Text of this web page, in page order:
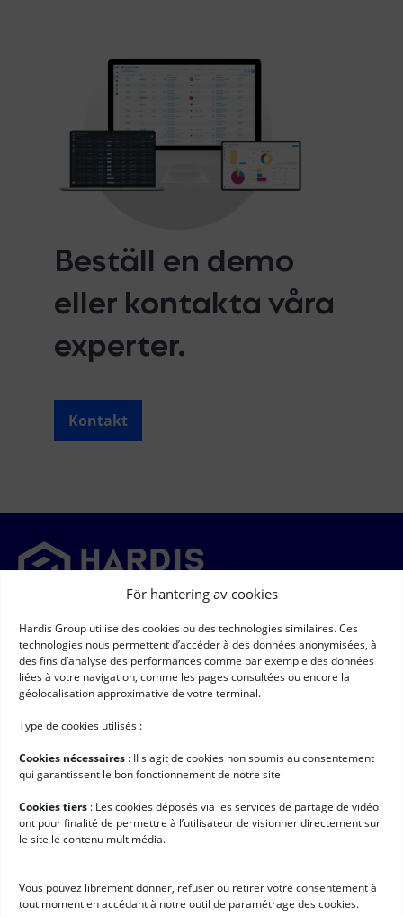
För hantering av cookies
Hardis Group utilise des cookies ou des technologies similaires. Ces
technologies nous permettent d’accéder à des données anonymisées, à
des fins d’analyse des performances comme par exemple des données
liées à votre navigation, comme les pages consultées ou encore la
géolocalisation approximative de votre terminal.
Type de cookies utilisés :
Cookies nécessaires : II s'agit de cookies non soumis au consentement
qui garantissent le bon fonctionnement de notre site
Cookies tiers : Les cookies déposés via les services de partage de vidéo
ont pour finalité de permettre à l’utilisateur de visionner directement sur
le site le contenu multimédia.
Vous pouvez librement donner, refuser ou retirer votre consentement à
tout moment en accédant à notre outil de paramétrage des cookies.
Beställ en demo
eller kontakta våra
experter.
Kontakt
Newsletter
Newsletter(Required) ➞
RGPD (Required)
Jag godkänner att mina personuppgifter samlas in och behandlas i
enlighet med de villkor som beskrivs på sidan
Användbara länkar
Logistiksystem
Kundberättelser
Jobba hos oss